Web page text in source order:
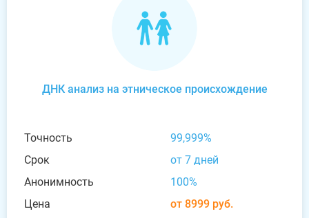
ДНК анализ на этническое происхождение
Точность
99,999%
Срок
от 7 дней
Анонимность
100%
Цена
от 8999 руб.